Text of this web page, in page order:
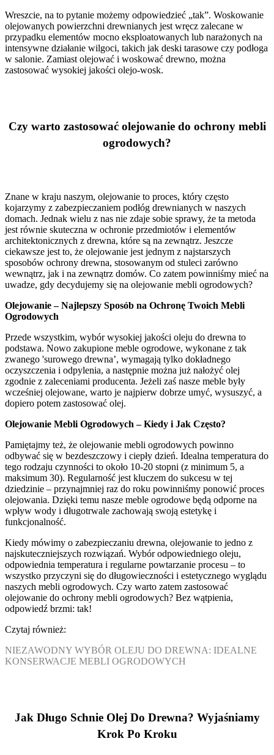
Wreszcie, na to pytanie możemy odpowiedzieć „tak”. Woskowanie
olejowanych powierzchni drewnianych jest wręcz zalecane w
przypadku elementów mocno eksploatowanych lub narażonych na
intensywne działanie wilgoci, takich jak deski tarasowe czy podłoga
w salonie. Zamiast olejować i woskować drewno, można
zastosować wysokiej jakości olejo-wosk.
Czy warto zastosować olejowanie do ochrony mebli
ogrodowych?
Znane w kraju naszym, olejowanie to proces, który często
kojarzymy z zabezpieczaniem podłóg drewnianych w naszych
domach. Jednak wielu z nas nie zdaje sobie sprawy, że ta metoda
jest równie skuteczna w ochronie przedmiotów i elementów
architektonicznych z drewna, które są na zewnątrz. Jeszcze
ciekawsze jest to, że olejowanie jest jednym z najstarszych
sposobów ochrony drewna, stosowanym od stuleci zarówno
wewnątrz, jak i na zewnątrz domów. Co zatem powinniśmy mieć na
uwadze, gdy decydujemy się na olejowanie mebli ogrodowych?
Olejowanie – Najlepszy Sposób na Ochronę Twoich Mebli
Ogrodowych
Przede wszystkim, wybór wysokiej jakości oleju do drewna to
podstawa. Nowo zakupione meble ogrodowe, wykonane z tak
zwanego 'surowego drewna’, wymagają tylko dokładnego
oczyszczenia i odpylenia, a następnie można już nałożyć olej
zgodnie z zaleceniami producenta. Jeżeli zaś nasze meble były
wcześniej olejowane, warto je najpierw dobrze umyć, wysuszyć, a
dopiero potem zastosować olej.
Olejowanie Mebli Ogrodowych – Kiedy i Jak Często?
Pamiętajmy też, że olejowanie mebli ogrodowych powinno
odbywać się w bezdeszczowy i ciepły dzień. Idealna temperatura do
tego rodzaju czynności to około 10-20 stopni (z minimum 5, a
maksimum 30). Regularność jest kluczem do sukcesu w tej
dziedzinie – przynajmniej raz do roku powinniśmy ponowić proces
olejowania. Dzięki temu nasze meble ogrodowe będą odporne na
wpływ wody i długotrwale zachowają swoją estetykę i
funkcjonalność.
Kiedy mówimy o zabezpieczaniu drewna, olejowanie to jedno z
najskuteczniejszych rozwiązań. Wybór odpowiedniego oleju,
odpowiednia temperatura i regularne powtarzanie procesu – to
wszystko przyczyni się do długowieczności i estetycznego wyglądu
naszych mebli ogrodowych. Czy warto zatem zastosować
olejowanie do ochrony mebli ogrodowych? Bez wątpienia,
odpowiedź brzmi: tak!
Czytaj również:
NIEZAWODNY WYBÓR OLEJU DO DREWNA: IDEALNE
KONSERWACJE MEBLI OGRODOWYCH
Jak Długo Schnie Olej Do Drewna? Wyjaśniamy
Krok Po Kroku